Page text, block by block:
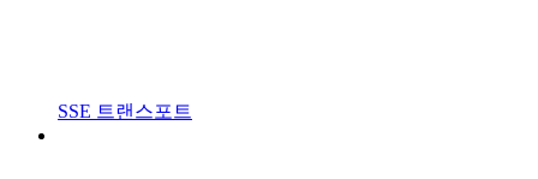
SSE 트랜스포트